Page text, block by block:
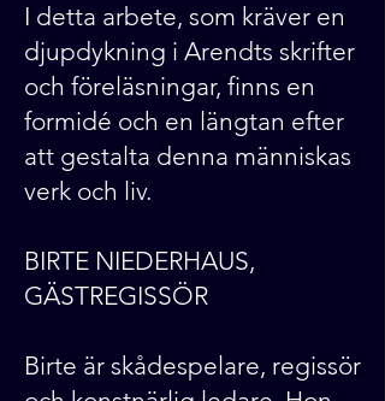
I detta arbete, som kräver en
djupdykning i Arendts skrifter
och föreläsningar, finns en
formidé och en längtan efter
att gestalta denna människas
verk och liv.
BIRTE NIEDERHAUS,
GÄSTREGISSÖR
Birte är skådespelare, regissör